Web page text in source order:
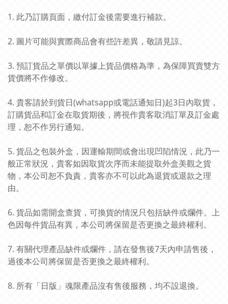
1. 此乃訂購頁面，繳付訂金後需要進行補款。
2. 圖片可能與實際商品會有些許差異，敬請見諒。
3. 預訂貨品之單價以單據上貨品價格為準，為保障買賣雙方
貨價將不作修改。
4. 貴客請於到貨日(whatsapp或電話通知日)起3日內取貨，
訂購貨品和訂金在取貨期後，將視作貴客取消訂單及訂金處
理，恕不作另行通知。
5. 貨品之包裝外盒，因運輸期間或會出現凹陷情況，此乃一
般正常狀況，貴客如因取貨次序而未能提取外盒美觀之貨
物，本公司恕不負責，貴客亦不可以此為退貨或退款之理
由。
6. 貨品如需開盒查貨，可換貨的情況只包括缺件或爛件。上
色因每件貨品有異，本公司將保留是否更換之最終權利。
7. 有關代理產品缺件或爛件，請在發售後7天內申請售後，
過後本公司將保留是否更換之最終權利。
8. 所有「日版」魂限產品沒有售後服務，均不設退換。